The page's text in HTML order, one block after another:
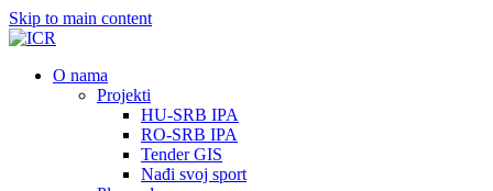
Skip to main content
О nama
Projekti
HU-SRB IPA
RO-SRB IPA
Tender GIS
Nađi svoj sport